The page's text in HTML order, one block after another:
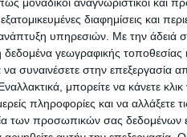
διαφημίσεις και
υπηρεσιών. Με την άδειά
γεωγραφικής τοποθεσίας
συναινέσετε στην επεξεργασία
μπορείτε να κάνετε κλικ
πληροφορίες και να αλλάξετε
των προσωπικών σας δεδομένων
ή όμβροι, κυρίως
ανατολικά έως 5